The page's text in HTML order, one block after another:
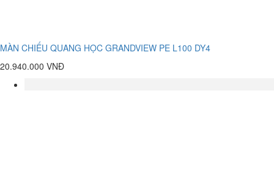
MÀN CHIẾU QUANG HỌC GRANDVIEW PE L100 DY4
20.940.000 VNĐ